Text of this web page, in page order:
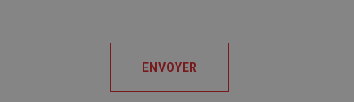
ENVOYER